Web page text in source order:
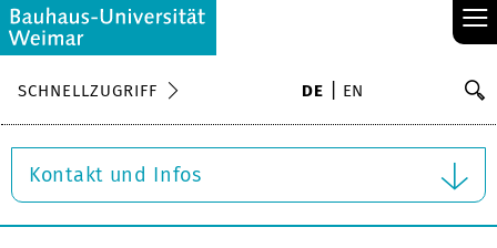
≡
SCHNELLZUGRIFF DE EN
Kontakt und Infos